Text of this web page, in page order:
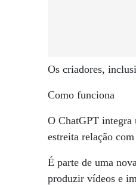
Os criadores,
Como funciona
O ChatGPT integra
estreita relação
É parte de uma
produzir vídeos e